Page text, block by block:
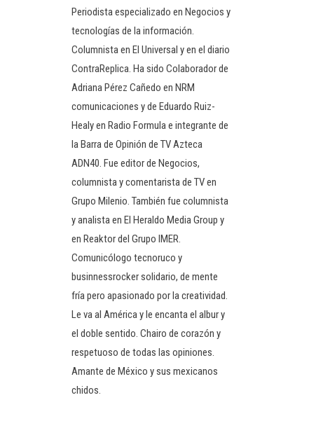
Periodista especializado en Negocios y
tecnologías de la información.
Columnista en El Universal y en el diario
ContraReplica. Ha sido Colaborador de
Adriana Pérez Cañedo en NRM
comunicaciones y de Eduardo Ruiz-
Healy en Radio Formula e integrante de
la Barra de Opinión de TV Azteca
ADN40. Fue editor de Negocios,
columnista y comentarista de TV en
Grupo Milenio. También fue columnista
y analista en El Heraldo Media Group y
en Reaktor del Grupo IMER.
Comunicólogo tecnoruco y
businnessrocker solidario, de mente
fría pero apasionado por la creatividad.
Le va al América y le encanta el albur y
el doble sentido. Chairo de corazón y
respetuoso de todas las opiniones.
Amante de México y sus mexicanos
chidos.